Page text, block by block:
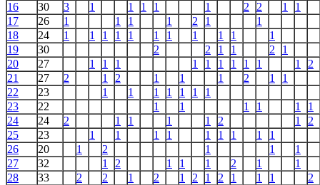
16
30 3 1 1 1 1 1 2 2 1
1
17
26 1 1 1 1 2 1
1
18
24 1 1 1 1 1 1 1 1 1 1
1
19
30 2 2 1 1 2
1
20
27 1 1 1 1 1 1 1 1 1 1
2
21
27 2 1 2 1 1 1 2 1
1
22
23 1 1 1 1 1 1
1
23
22 1 1 1 1 1
1
24
24 2 1 1 1 1 2 1
2
25
23 1 1 1 1 1 1 1 1
1
26
20 1 2 1 1
1
27
32 1 2 1 1 1 2 1
1
28
33 2 2 1 2 1 2 1 2 1 1 1
2